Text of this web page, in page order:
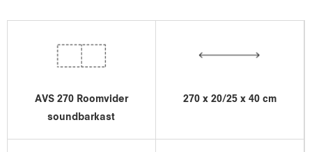
AVS 270 Roomvider
soundbarkast
270 x 20/25 x 40 cm